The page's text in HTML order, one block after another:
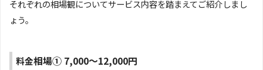
それぞれの相場観についてサービス内容を踏まえてご紹介しまし
ょう。
料金相場① 7,000～12,000円